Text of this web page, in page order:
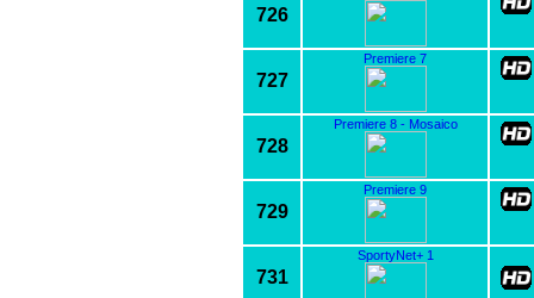
726
727
Premiere 7
728
Premiere 8 - Mosaico
729
Premiere 9
731
SportyNet+ 1